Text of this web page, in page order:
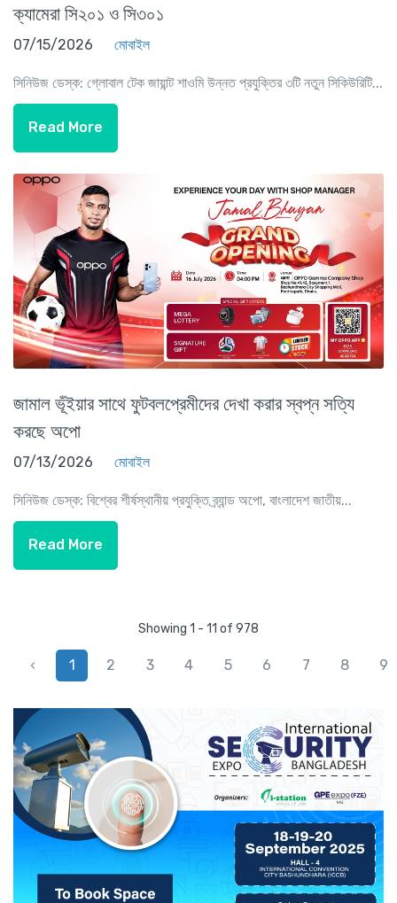
ক্যামেরা সি২০১ ও সি৩০১
07/15/2026 মোবাইল
সিনিউজ ডেস্ক: গ্লোবাল টেক জায়ান্ট শাওমি উন্নত প্রযুক্তির ৩টি নতুন সিকিউরিটি...
Read More
জামাল ভূঁইয়ার সাথে ফুটবলপ্রেমীদের দেখা করার স্বপ্ন সত্যি
করছে অপো
07/13/2026 মোবাইল
সিনিউজ ডেস্ক: বিশ্বের শীর্ষস্থানীয় প্রযুক্তি ব্র্যান্ড অপো, বাংলাদেশ জাতীয়...
Read More
Showing 1 - 11 of 978
‹ 1 2 3 4 5 6 7 8 9